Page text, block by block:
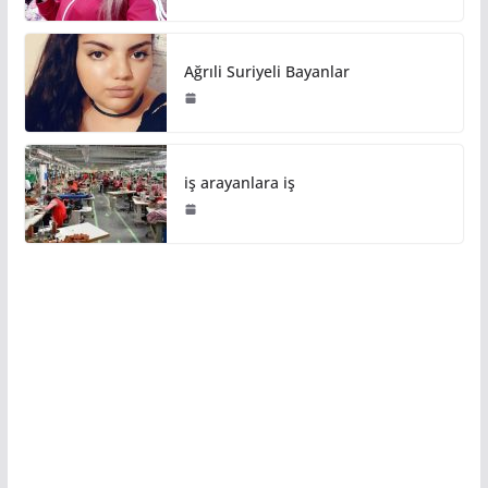
Ağrıli Suriyeli Bayanlar
iş arayanlara iş